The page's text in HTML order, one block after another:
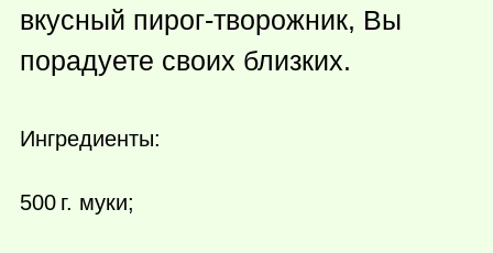
вкусный пирог-творожник, Вы
порадуете своих близких.
Ингредиенты:
500 г. муки;